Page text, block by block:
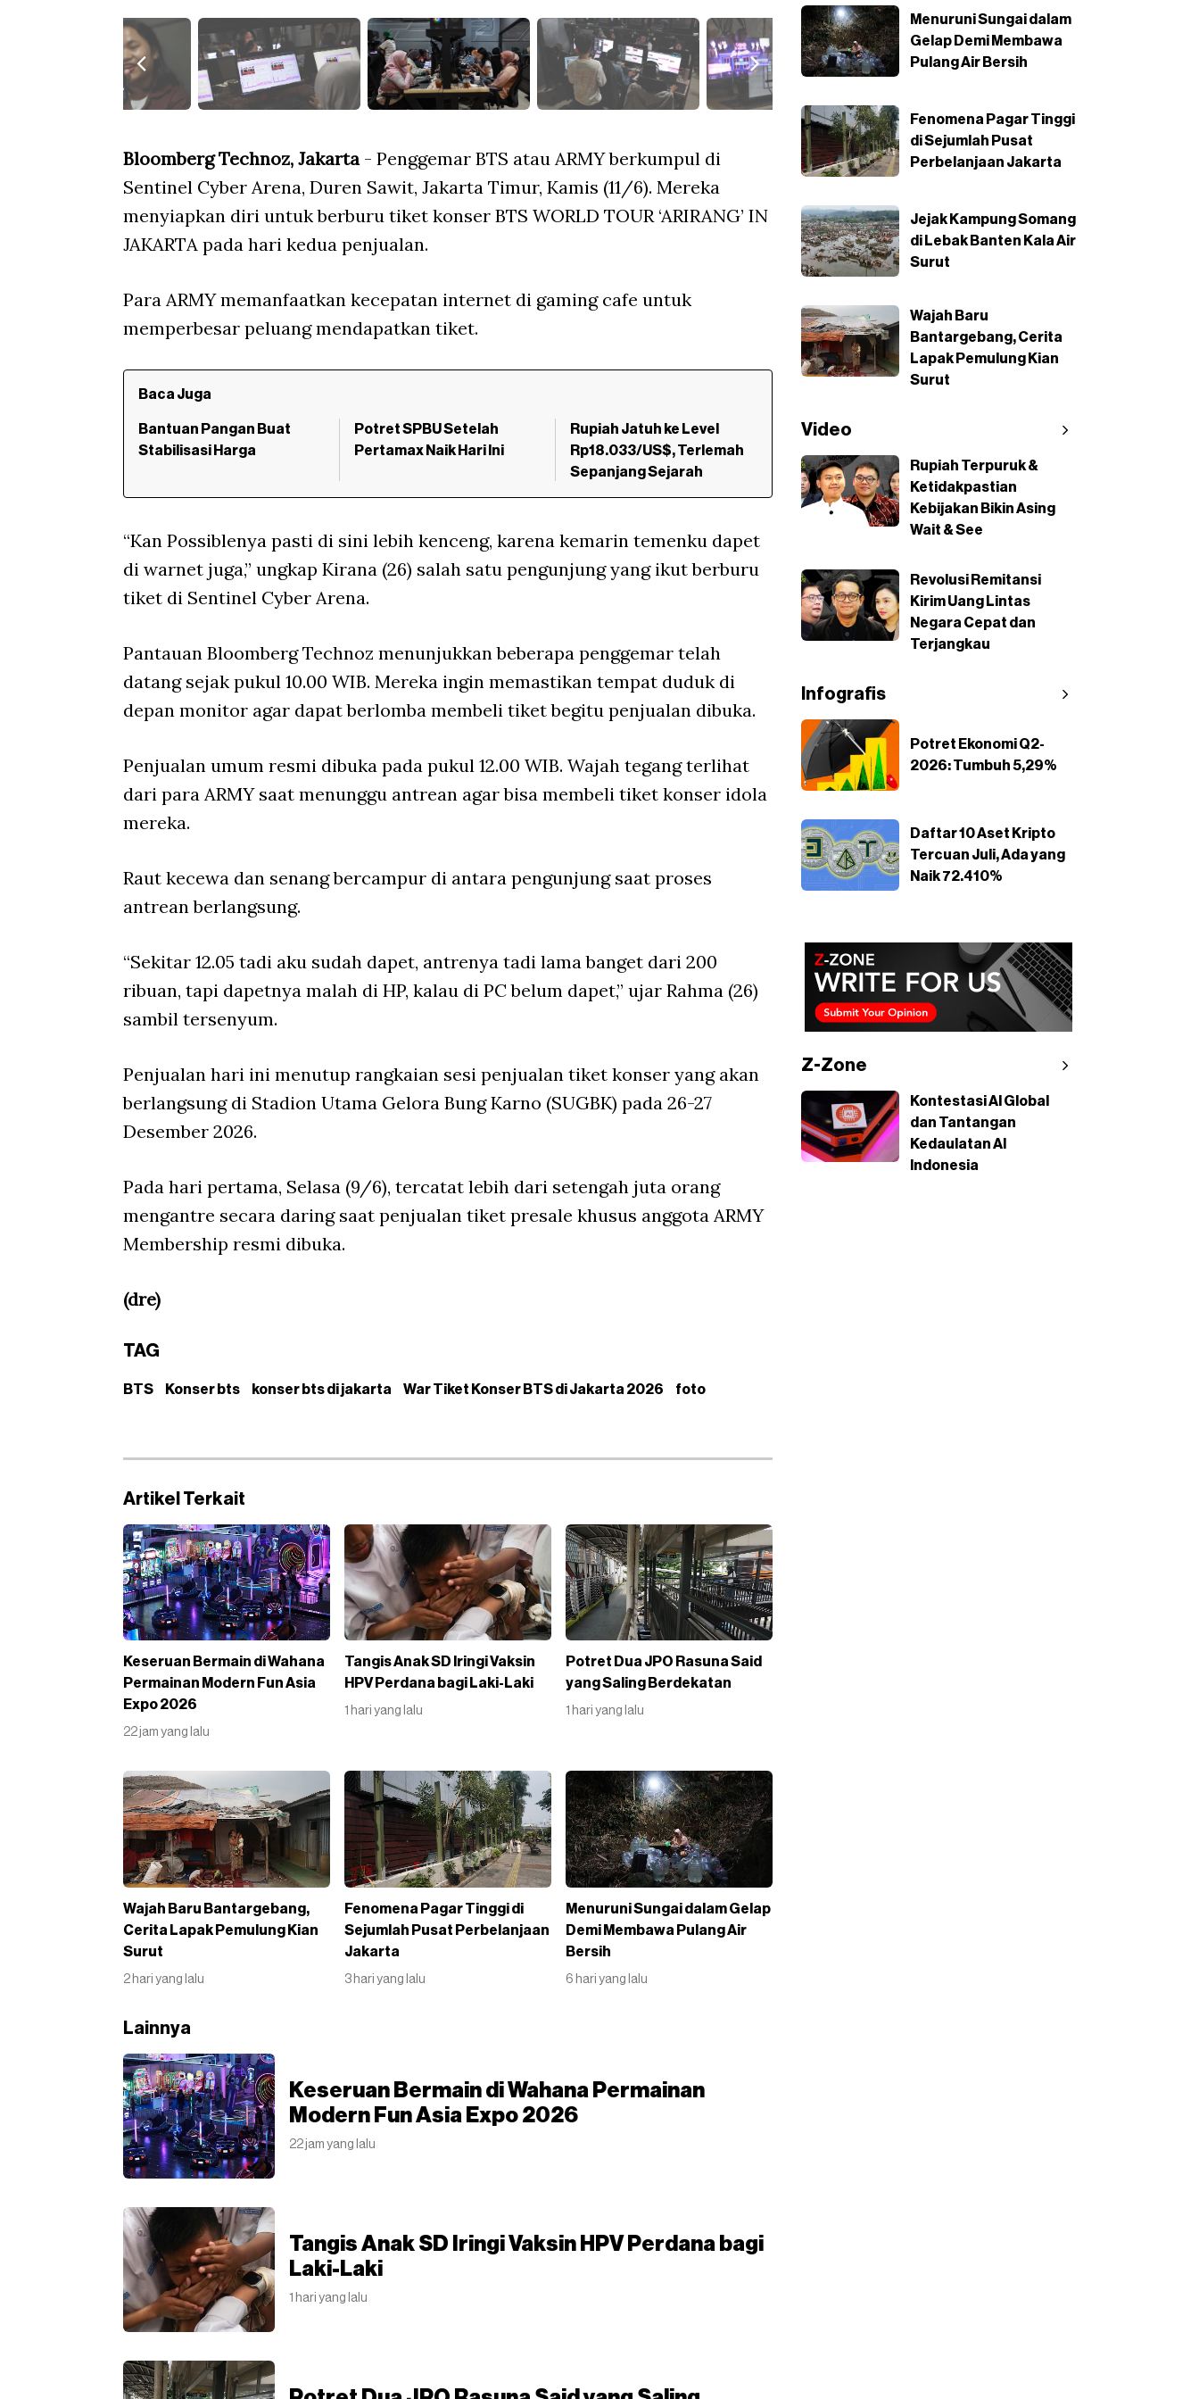
Bloomberg Technoz, Jakarta - Penggemar BTS atau ARMY berkumpul di
Sentinel Cyber Arena, Duren Sawit, Jakarta Timur, Kamis (11/6). Mereka
menyiapkan diri untuk berburu tiket konser BTS WORLD TOUR ‘ARIRANG’ IN
JAKARTA pada hari kedua penjualan.
Para ARMY memanfaatkan kecepatan internet di gaming cafe untuk
memperbesar peluang mendapatkan tiket.
Baca Juga
Bantuan Pangan Buat
Stabilisasi Harga
Potret SPBU Setelah
Pertamax Naik Hari Ini
Rupiah Jatuh ke Level
Rp18.033/US$, Terlemah
Sepanjang Sejarah
“Kan Possiblenya pasti di sini lebih kenceng, karena kemarin temenku dapet
di warnet juga,” ungkap Kirana (26) salah satu pengunjung yang ikut berburu
tiket di Sentinel Cyber Arena.
Pantauan Bloomberg Technoz menunjukkan beberapa penggemar telah
datang sejak pukul 10.00 WIB. Mereka ingin memastikan tempat duduk di
depan monitor agar dapat berlomba membeli tiket begitu penjualan dibuka.
Penjualan umum resmi dibuka pada pukul 12.00 WIB. Wajah tegang terlihat
dari para ARMY saat menunggu antrean agar bisa membeli tiket konser idola
mereka.
Raut kecewa dan senang bercampur di antara pengunjung saat proses
antrean berlangsung.
“Sekitar 12.05 tadi aku sudah dapet, antrenya tadi lama banget dari 200
ribuan, tapi dapetnya malah di HP, kalau di PC belum dapet,” ujar Rahma (26)
sambil tersenyum.
Penjualan hari ini menutup rangkaian sesi penjualan tiket konser yang akan
berlangsung di Stadion Utama Gelora Bung Karno (SUGBK) pada 26-27
Desember 2026.
Pada hari pertama, Selasa (9/6), tercatat lebih dari setengah juta orang
mengantre secara daring saat penjualan tiket presale khusus anggota ARMY
Membership resmi dibuka.
(dre)
TAG
BTS Konser bts konser bts di jakarta War Tiket Konser BTS di Jakarta 2026 foto
Artikel Terkait
Keseruan Bermain di Wahana
Permainan Modern Fun Asia
Expo 2026
22 jam yang lalu
Tangis Anak SD Iringi Vaksin
HPV Perdana bagi Laki-Laki
1 hari yang lalu
Potret Dua JPO Rasuna Said
yang Saling Berdekatan
1 hari yang lalu
Wajah Baru Bantargebang,
Cerita Lapak Pemulung Kian
Surut
2 hari yang lalu
Fenomena Pagar Tinggi di
Sejumlah Pusat Perbelanjaan
Jakarta
3 hari yang lalu
Menuruni Sungai dalam Gelap
Demi Membawa Pulang Air
Bersih
6 hari yang lalu
Lainnya
Keseruan Bermain di Wahana Permainan
Modern Fun Asia Expo 2026
22 jam yang lalu
Tangis Anak SD Iringi Vaksin HPV Perdana bagi
Laki-Laki
1 hari yang lalu
Menuruni Sungai dalam
Gelap Demi Membawa
Pulang Air Bersih
Fenomena Pagar Tinggi
di Sejumlah Pusat
Perbelanjaan Jakarta
Jejak Kampung Somang
di Lebak Banten Kala Air
Surut
Wajah Baru
Bantargebang, Cerita
Lapak Pemulung Kian
Surut
Video
Rupiah Terpuruk &
Ketidakpastian
Kebijakan Bikin Asing
Wait & See
Revolusi Remitansi
Kirim Uang Lintas
Negara Cepat dan
Terjangkau
Infografis
Potret Ekonomi Q2-
2026: Tumbuh 5,29%
Daftar 10 Aset Kripto
Tercuan Juli, Ada yang
Naik 72.410%
Z-Zone
Kontestasi AI Global
dan Tantangan
Kedaulatan AI
Indonesia